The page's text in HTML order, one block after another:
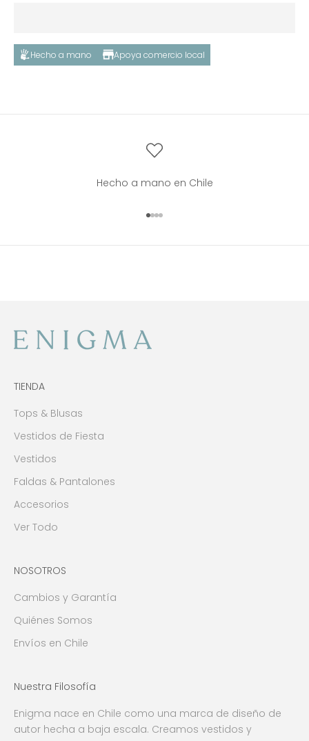
Hecho a mano Apoya comercio local
Hecho a mano en Chile
Ir al artículo 1
Ir al artículo 2
Ir al artículo 3
Ir al artículo 4
TIENDA
Tops & Blusas
Vestidos de Fiesta
Vestidos
Faldas & Pantalones
Accesorios
Ver Todo
NOSOTROS
Cambios y Garantía
Quiénes Somos
Envíos en Chile
Nuestra Filosofía
Enigma nace en Chile como una marca de diseño de
autor hecha a baja escala. Creamos vestidos y